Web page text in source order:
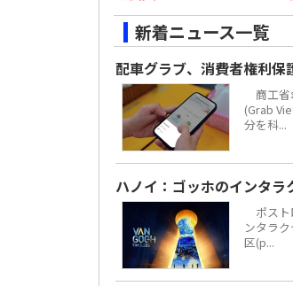
新着ニュース一覧
配車グラブ、消費者権利
商工省
(Grab
分を科...
ハノイ：ゴッホのインタ
ポスト
ンタラ
区(p...